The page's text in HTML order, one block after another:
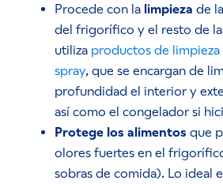
Procede con la limpieza de
del frigorífico y el resto de
utiliza productos de
spray, que se encargan de
profundidad el interior y
así como el congelador si
Protege los alimentos que
olores fuertes en el
sobras de comida). Lo ideal